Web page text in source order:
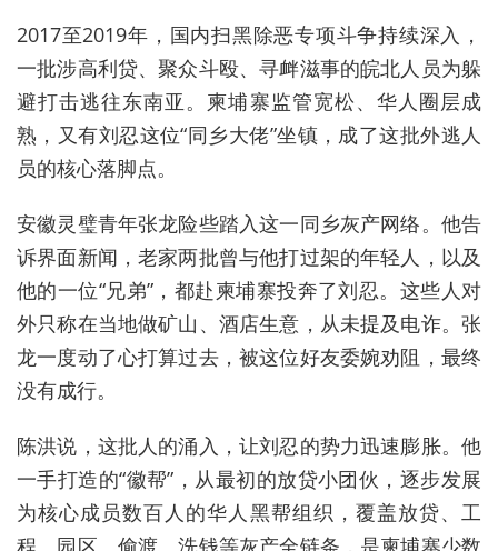
2017至2019年，国内扫黑除恶专项斗争持续深入，
一批涉高利贷、聚众斗殴、寻衅滋事的皖北人员为躲
避打击逃往东南亚。柬埔寨监管宽松、华人圈层成
熟，又有刘忍这位“同乡大佬”坐镇，成了这批外逃人
员的核心落脚点。
安徽灵璧青年张龙险些踏入这一同乡灰产网络。他告
诉界面新闻，老家两批曾与他打过架的年轻人，以及
他的一位“兄弟”，都赴柬埔寨投奔了刘忍。这些人对
外只称在当地做矿山、酒店生意，从未提及电诈。张
龙一度动了心打算过去，被这位好友委婉劝阻，最终
没有成行。
陈洪说，这批人的涌入，让刘忍的势力迅速膨胀。他
一手打造的“徽帮”，从最初的放贷小团伙，逐步发展
为核心成员数百人的华人黑帮组织，覆盖放贷、工